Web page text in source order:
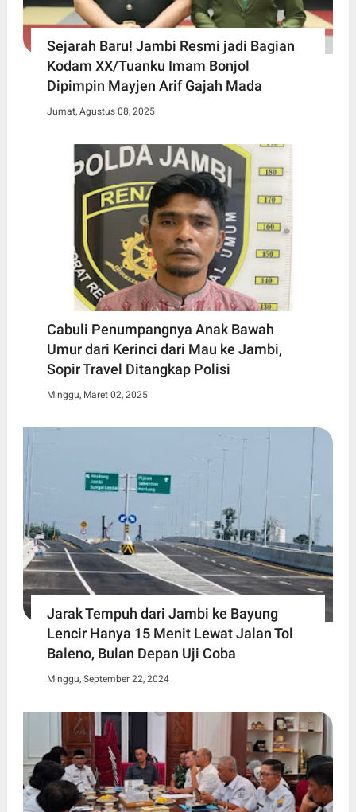
Sejarah Baru! Jambi Resmi jadi Bagian
Kodam XX/Tuanku Imam Bonjol
Dipimpin Mayjen Arif Gajah Mada
Jumat, Agustus 08, 2025
Cabuli Penumpangnya Anak Bawah
Umur dari Kerinci dari Mau ke Jambi,
Sopir Travel Ditangkap Polisi
Minggu, Maret 02, 2025
Jarak Tempuh dari Jambi ke Bayung
Lencir Hanya 15 Menit Lewat Jalan Tol
Baleno, Bulan Depan Uji Coba
Minggu, September 22, 2024